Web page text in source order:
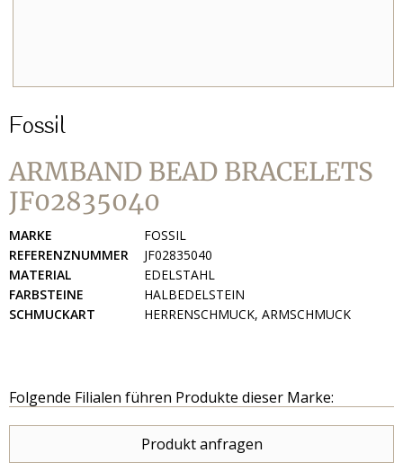
Fossil
ARMBAND BEAD BRACELETS
JF02835040
MARKE
FOSSIL
REFERENZNUMMER
JF02835040
MATERIAL
EDELSTAHL
FARBSTEINE
HALBEDELSTEIN
SCHMUCKART
HERRENSCHMUCK, ARMSCHMUCK
Folgende Filialen führen Produkte dieser Marke:
Produkt anfragen